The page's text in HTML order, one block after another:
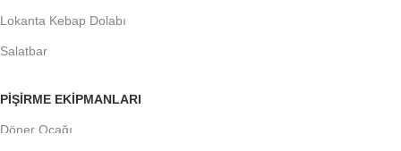
Lokanta Kebap Dolabı
Salatbar
PIŞIRME EKIPMANLARI
Döner Ocağı